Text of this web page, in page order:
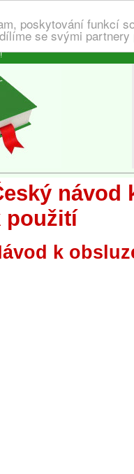
poskytování funkcí
se svými
návod
použití
k